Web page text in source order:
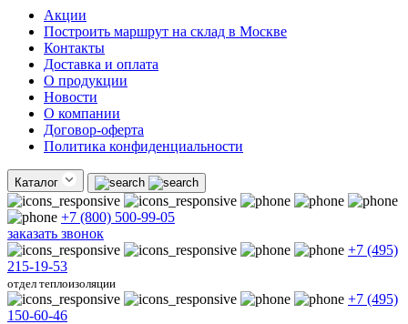
Акции
Построить маршрут на склад в Москве
Контакты
Доставка и оплата
О продукции
Новости
О компании
Договор-оферта
Политика конфиденциальности
Каталог
+7 (800) 500-99-05
заказать звонок
+7 (495)
215-19-53
отдел теплоизоляции
+7 (495)
150-60-46